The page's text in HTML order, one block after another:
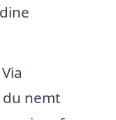
Via
nemt